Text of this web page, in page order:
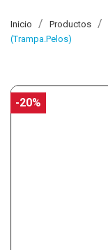
Inicio Productos
(Trampa.Pelos)
-20%